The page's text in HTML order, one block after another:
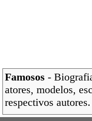
Famosos -
atores, modelos,
respectivos autores.